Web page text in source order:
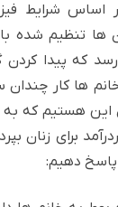
اساس شرایط
ها تنظیم شده
که پیدا
ها کار چندان
این هستیم که
برای زنان
پاسخ دهیم: